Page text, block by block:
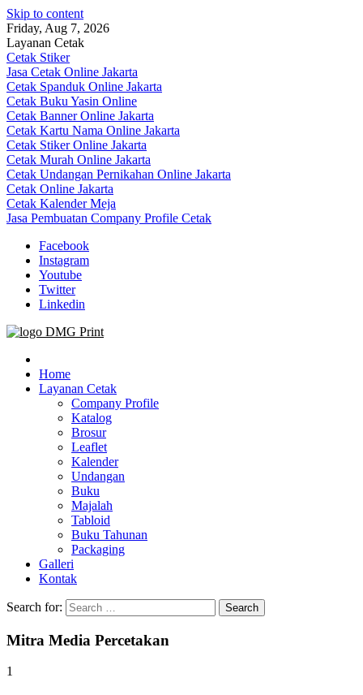
Skip to content
Friday, Aug 7, 2026
Layanan Cetak
Cetak Stiker
Jasa Cetak Online Jakarta
Cetak Spanduk Online Jakarta
Cetak Buku Yasin Online
Cetak Banner Online Jakarta
Cetak Kartu Nama Online Jakarta
Cetak Stiker Online Jakarta
Cetak Murah Online Jakarta
Cetak Undangan Pernikahan Online Jakarta
Cetak Online Jakarta
Cetak Kalender Meja
Jasa Pembuatan Company Profile Cetak
Facebook
Instagram
Youtube
Twitter
Linkedin
Jasa Cetak Online DMG Printing
Home
Layanan Cetak
Company Profile
Katalog
Brosur
Leaflet
Kalender
Undangan
Buku
Majalah
Tabloid
Buku Tahunan
Packaging
Galleri
Kontak
Search for:
Mitra Media Percetakan
1